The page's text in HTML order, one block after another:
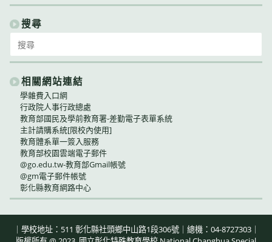
類
別 搜尋
for:
相關網站連結
學雜費入口網
行政院人事行政總處
教育部國民及學前教育署-差勤電子表單系統
主計請購系統[限校內使用]
教育體系單一簽入服務
教育部校園雲端電子郵件
@go.edu.tw-教育部Gmail帳號
@gm電子郵件帳號
彰化縣教育網路中心
｜學校地址：511 彰化縣社頭鄉中山路1段306號｜總機：04-8727303｜